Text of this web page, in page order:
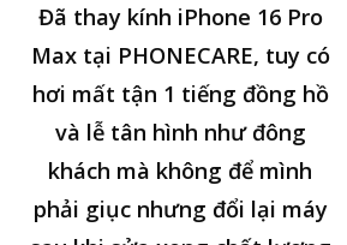
Đã thay kính iPhone 16 Pro
Max tại PHONECARE, tuy có
hơi mất tận 1 tiếng đồng hồ
và lễ tân hình như đông
khách mà không để mình
phải giục nhưng đổi lại máy